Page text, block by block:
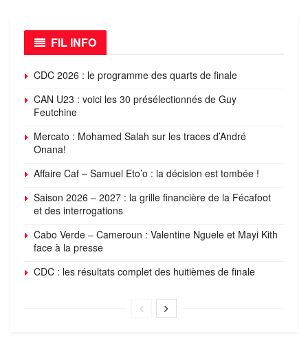
FIL INFO
CDC 2026 : le programme des quarts de finale
CAN U23 : voici les 30 présélectionnés de Guy
Feutchine
Mercato : Mohamed Salah sur les traces d’André
Onana!
Affaire Caf – Samuel Eto’o : la décision est tombée !
Saison 2026 – 2027 : la grille financière de la Fécafoot
et des interrogations
Cabo Verde – Cameroun : Valentine Nguele et Mayi Kith
face à la presse
CDC : les résultats complet des huitièmes de finale